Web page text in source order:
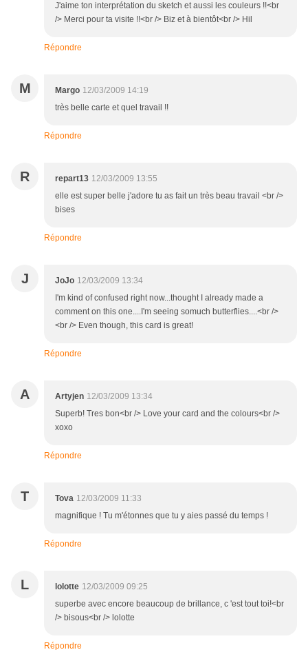
J'aime ton interprétation du sketch et aussi les couleurs !!<br
/> Merci pour ta visite !!<br /> Biz et à bientôt<br /> Hil
Répondre
M Margo 12/03/2009 14:19
très belle carte et quel travail !!
Répondre
R repart13 12/03/2009 13:55
elle est super belle j'adore tu as fait un très beau travail <br />
bises
Répondre
J JoJo 12/03/2009 13:34
I'm kind of confused right now...thought I already made a
comment on this one....I'm seeing somuch butterflies....<br />
<br /> Even though, this card is great!
Répondre
A Artyjen 12/03/2009 13:34
Superb! Tres bon<br /> Love your card and the colours<br />
xoxo
Répondre
T Tova 12/03/2009 11:33
magnifique ! Tu m'étonnes que tu y aies passé du temps !
Répondre
L lolotte 12/03/2009 09:25
superbe avec encore beaucoup de brillance, c 'est tout toi!<br
/> bisous<br /> lolotte
Répondre